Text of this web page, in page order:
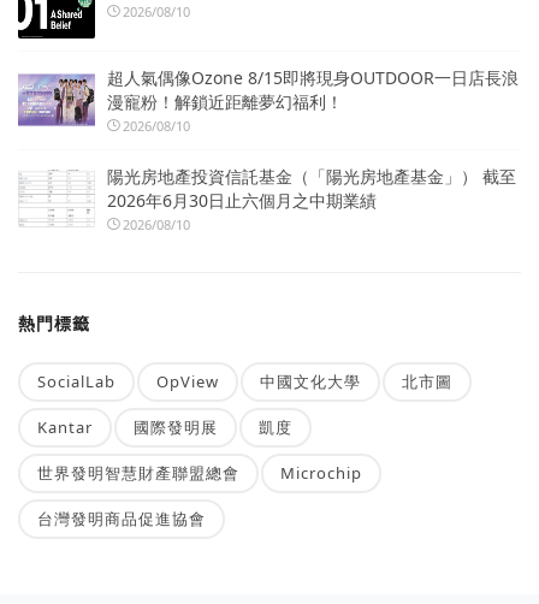
2026/08/10
超人氣偶像Ozone 8/15即將現身OUTDOOR一日店長浪
漫寵粉！解鎖近距離夢幻福利！
2026/08/10
陽光房地產投資信託基金（「陽光房地產基金」） 截至
2026年6月30日止六個月之中期業績
2026/08/10
熱門標籤
SocialLab OpView 中國文化大學 北市圖
Kantar 國際發明展 凱度
世界發明智慧財產聯盟總會 Microchip
台灣發明商品促進協會